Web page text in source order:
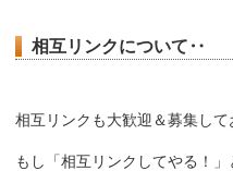
相互リンクについて‥
相互リンクも大歓迎＆募集して
もし「相互リンクしてやる！